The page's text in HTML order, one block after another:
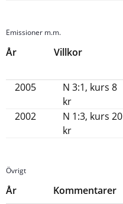
Emissioner m.m.
År Villkor
2005
N 3:1, kurs 8
kr
2002
N 1:3, kurs 20
kr
Övrigt
År Kommentarer